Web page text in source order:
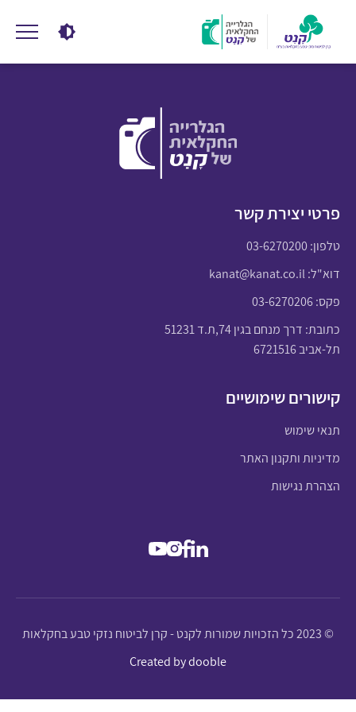
פרטי יצירת קשר
טלפון:03-6270200
דוא"ל:kanat@kanat.co.il
פקס: 03-6270206
כתובת: דרך מנחם בגין 74,ת.ד 51231
תל-אביב 6721516
קישורים שימושיים
תנאי שימוש
מדיניות ותקנון האתר
הצהרת נגישות
© 2023 כל הזכויות שמורות לקנט - קרן לביטוח נזקי טבע בחקלאות
Created by dooble